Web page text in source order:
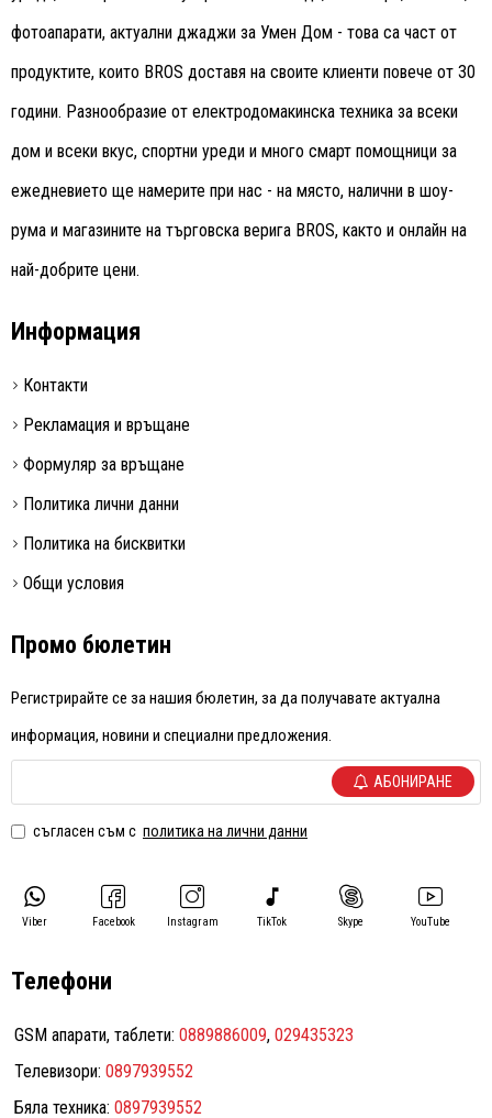
фотоапарати, актуални джаджи за Умен Дом - това са част от
продуктите, които BROS доставя на своите клиенти повече от 30
години. Разнообразие от електродомакинска техника за всеки
дом и всеки вкус, спортни уреди и много смарт помощници за
ежедневието ще намерите при нас - на място, налични в шоу-
рума и магазините на търговска верига BROS, както и онлайн на
най-добрите цени.
Информация
Контакти
Рекламация и връщане
Формуляр за връщане
Политика лични данни
Политика на бисквитки
Общи условия
Промо бюлетин
Регистрирайте се за нашия бюлетин, за да получавате актуална
информация, новини и специални предложения.
АБОНИРАНЕ
съгласен съм с политика на лични данни
Viber Facebook Instagram TikTok Skype YouTube
Телефони
GSM апарати, таблети: 0889886009, 029435323
Телевизори: 0897939552
Бяла техника: 0897939552